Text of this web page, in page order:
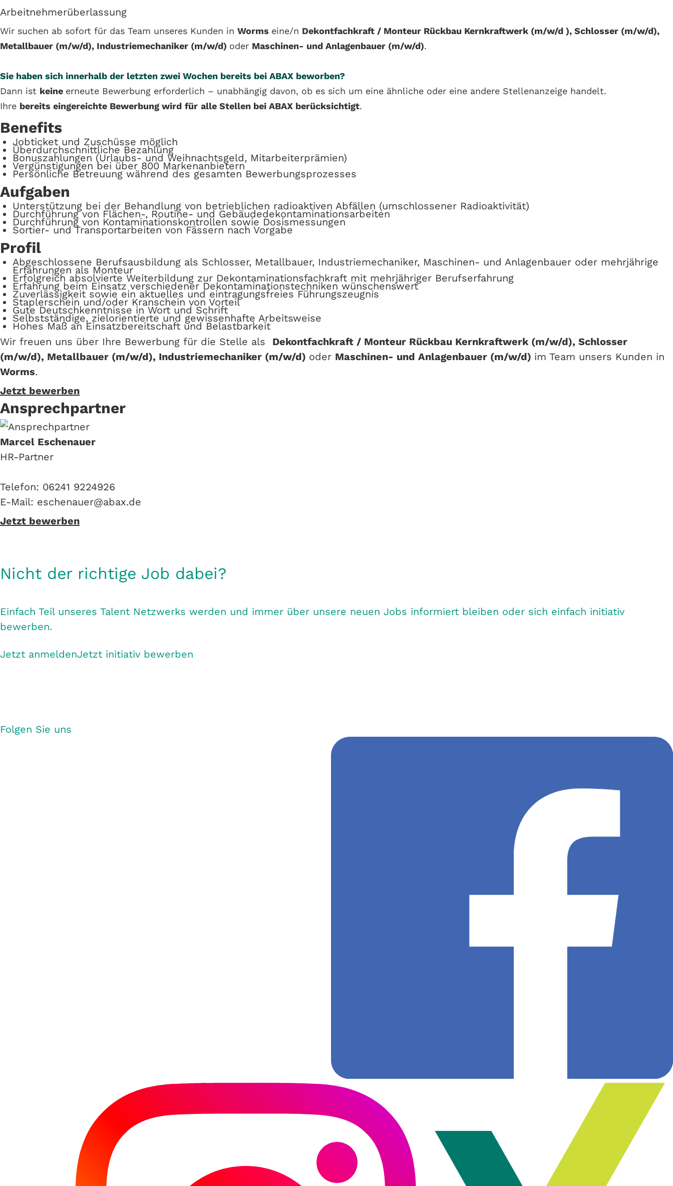
Arbeitnehmerüberlassung
Wir suchen ab sofort für das Team unseres Kunden in Worms eine/n Dekontfachkraft / Monteur Rückbau Kernkraftwerk (m/w/d ), Schlosser (m/w/d),
Metallbauer (m/w/d), Industriemechaniker (m/w/d) oder Maschinen- und Anlagenbauer (m/w/d).
Sie haben sich innerhalb der letzten zwei Wochen bereits bei ABAX beworben?
Dann ist keine erneute Bewerbung erforderlich – unabhängig davon, ob es sich um eine ähnliche oder eine andere Stellenanzeige handelt.
Ihre bereits eingereichte Bewerbung wird für alle Stellen bei ABAX berücksichtigt.
Benefits
Jobticket und Zuschüsse möglich
Überdurchschnittliche Bezahlung
Bonuszahlungen (Urlaubs- und Weihnachtsgeld, Mitarbeiterprämien)
Vergünstigungen bei über 800 Markenanbietern
Persönliche Betreuung während des gesamten Bewerbungsprozesses
Aufgaben
Unterstützung bei der Behandlung von betrieblichen radioaktiven Abfällen (umschlossener Radioaktivität)
Durchführung von Flächen-, Routine- und Gebäudedekontaminationsarbeiten
Durchführung von Kontaminationskontrollen sowie Dosismessungen
Sortier- und Transportarbeiten von Fässern nach Vorgabe
Profil
Abgeschlossene Berufsausbildung als Schlosser, Metallbauer, Industriemechaniker, Maschinen- und Anlagenbauer oder mehrjährige
Erfahrungen als Monteur
Erfolgreich absolvierte Weiterbildung zur Dekontaminationsfachkraft mit mehrjähriger Berufserfahrung
Erfahrung beim Einsatz verschiedener Dekontaminationstechniken wünschenswert
Zuverlässigkeit sowie ein aktuelles und eintragungsfreies Führungszeugnis
Staplerschein und/oder Kranschein von Vorteil
Gute Deutschkenntnisse in Wort und Schrift
Selbstständige, zielorientierte und gewissenhafte Arbeitsweise
Hohes Maß an Einsatzbereitschaft und Belastbarkeit
Wir freuen uns über Ihre Bewerbung für die Stelle als Dekontfachkraft / Monteur Rückbau Kernkraftwerk (m/w/d), Schlosser
(m/w/d), Metallbauer (m/w/d), Industriemechaniker (m/w/d) oder Maschinen- und Anlagenbauer (m/w/d) im Team unsers Kunden in
Worms.
Jetzt bewerben
Ansprechpartner
Marcel Eschenauer
HR-Partner
Telefon: 06241 9224926
E-Mail: eschenauer@abax.de
Jetzt bewerben
Nicht der richtige Job dabei?
Einfach Teil unseres Talent Netzwerks werden und immer über unsere neuen Jobs informiert bleiben oder sich einfach initiativ
bewerben.
Jetzt anmeldenJetzt initiativ bewerben
Folgen Sie uns